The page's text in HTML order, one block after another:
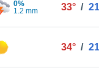
0%
1.2 mm
33° /
34° /